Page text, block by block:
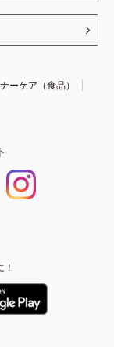
ーケア（食品）